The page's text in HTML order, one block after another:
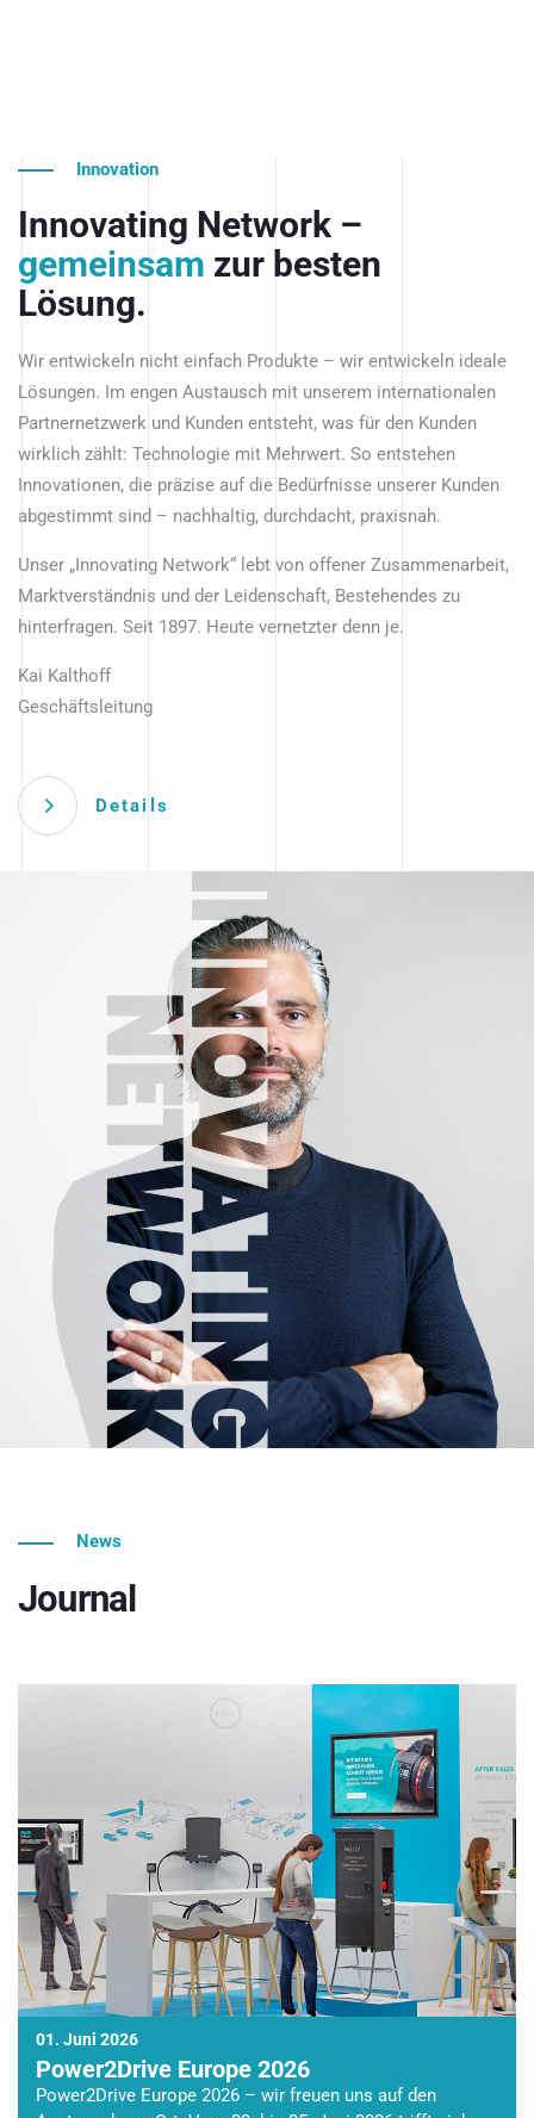
Innovation
Innovating Network –
gemeinsam zur besten
Lösung.
Wir entwickeln nicht einfach Produkte – wir entwickeln ideale
Lösungen. Im engen Austausch mit unserem internationalen
Partnernetzwerk und Kunden entsteht, was für den Kunden
wirklich zählt: Technologie mit Mehrwert. So entstehen
Innovationen, die präzise auf die Bedürfnisse unserer Kunden
abgestimmt sind – nachhaltig, durchdacht, praxisnah.
Unser „Innovating Network“ lebt von offener Zusammenarbeit,
Marktverständnis und der Leidenschaft, Bestehendes zu
hinterfragen. Seit 1897. Heute vernetzter denn je.
Kai Kalthoff
Geschäftsleitung
Details
News
Journal
01. Juni 2026
Power2Drive Europe 2026
Power2Drive Europe 2026 – wir freuen uns auf den